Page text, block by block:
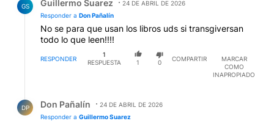
GS Guillermo Suarez
24 DE ABRIL DE 2026
Responder a Don Pañalín
No se para que usan los libros uds si transgiversan
todo lo que leen!!!!
RESPONDER
1
RESPUESTA
1 0
COMPARTIR
MARCAR
COMO
INAPROPIADO
DP Don Pañalín
24 DE ABRIL DE 2026
Responder a Guillermo Suarez